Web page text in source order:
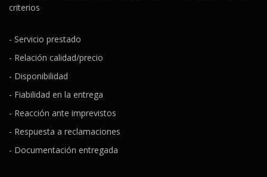
criterios
- Servicio prestado
- Relación calidad/precio
- Disponibilidad
- Fiabilidad en la entrega
- Reacción ante imprevistos
- Respuesta a reclamaciones
- Documentación entregada